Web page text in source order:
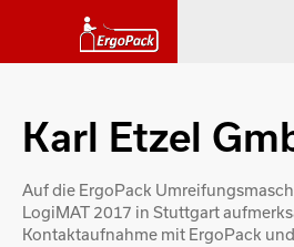
Karl Etzel
Auf die ErgoPack
LogiMAT 2017 in Stuttgart
Kontaktaufnahme mit ErgoPack